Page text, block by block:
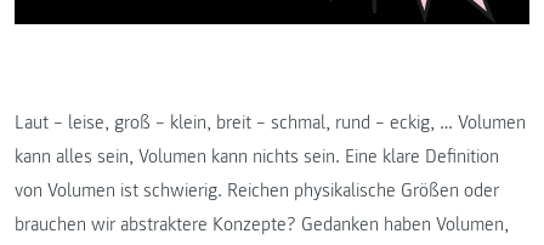
Laut – leise, groß – klein, breit – schmal, rund – eckig, … Volumen
kann alles sein, Volumen kann nichts sein. Eine klare Definition
von Volumen ist schwierig. Reichen physikalische Größen oder
brauchen wir abstraktere Konzepte? Gedanken haben Volumen,